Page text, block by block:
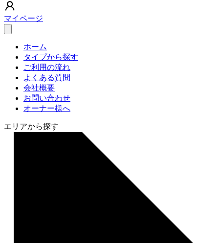
マイページ
ホーム
タイプから探す
ご利用の流れ
よくある質問
会社概要
お問い合わせ
オーナー様へ
エリアから探す